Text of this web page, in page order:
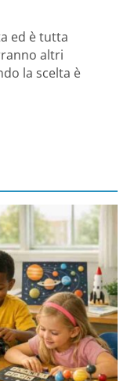
ed è tutta
altri
la scelta è